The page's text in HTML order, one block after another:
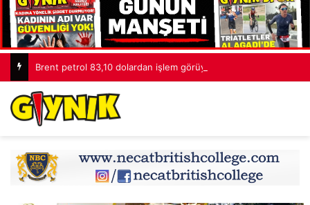
Brent petrol 83,10 dolardan işlem görüyor